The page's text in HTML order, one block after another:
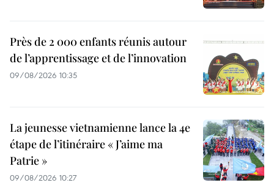
Près de 2 000 enfants réunis autour
de l’apprentissage et de l’innovation
09/08/2026 10:35
La jeunesse vietnamienne lance la 4e
étape de l’itinéraire « J’aime ma
Patrie »
09/08/2026 10:27